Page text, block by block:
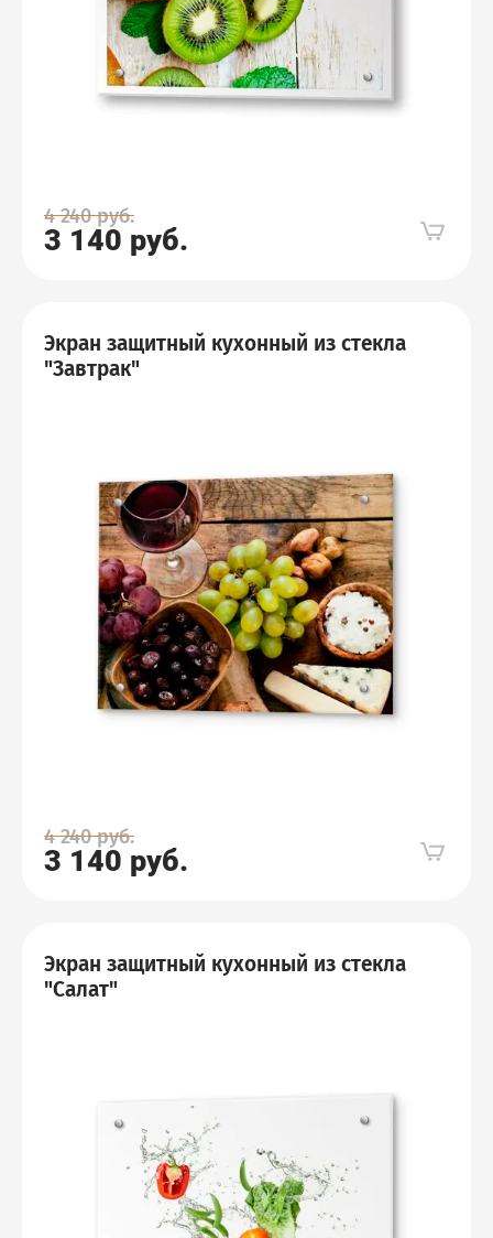
4 240руб.
3 140 руб.
Экран защитный кухонный из стекла
"Завтрак"
4 240руб.
3 140 руб.
Экран защитный кухонный из стекла
"Салат"